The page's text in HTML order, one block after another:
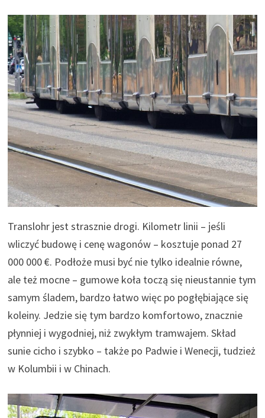
Translohr jest strasznie drogi. Kilometr linii – jeśli
wliczyć budowę i cenę wagonów – kosztuje ponad 27
000 000 €. Podłoże musi być nie tylko idealnie równe,
ale też mocne – gumowe koła toczą się nieustannie tym
samym śladem, bardzo łatwo więc po pogłębiające się
koleiny. Jedzie się tym bardzo komfortowo, znacznie
płynniej i wygodniej, niż zwykłym tramwajem. Skład
sunie cicho i szybko – także po Padwie i Wenecji, tudzież
w Kolumbii i w Chinach.